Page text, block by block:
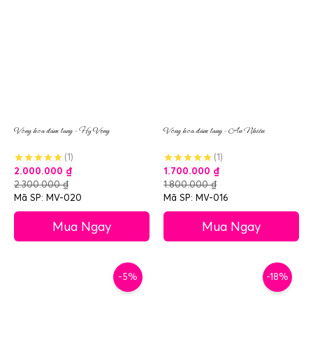
Vòng hoa đám tang – Hy Vọng
(1)
2.000.000 ₫
2.300.000₫
Mã SP: MV-020
Mua Ngay
Vòng hoa đám tang – An Nhiên
(1)
1.700.000 ₫
1.800.000₫
Mã SP: MV-016
Mua Ngay
-5% -18%